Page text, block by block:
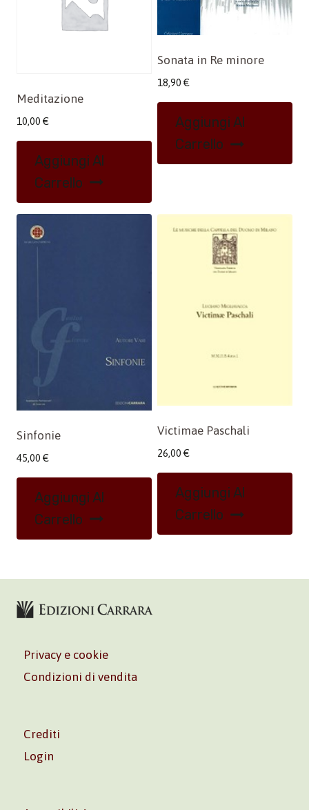
Meditazione
10,00 €
Aggiungi Al
Carrello
Sonata in Re minore
18,90 €
Aggiungi Al
Carrello
Sinfonie
45,00 €
Aggiungi Al
Carrello
Victimae Paschali
26,00 €
Aggiungi Al
Carrello
Privacy e cookie
Condizioni di vendita
Crediti
Login